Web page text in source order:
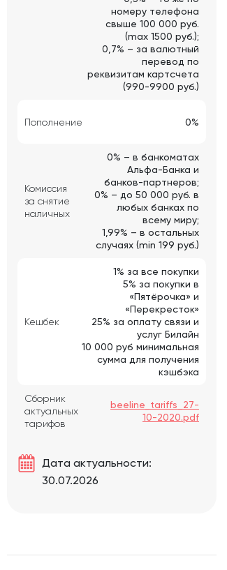
номеру телефона
свыше 100 000 руб.
(max 1500 руб.);
0,7% – за валютный
перевод по
реквизитам картсчета
(990-9900 руб.)
Пополнение 0%
Комиссия
за снятие
наличных
0% – в банкоматах
Альфа-Банка и
банков-партнеров;
0% – до 50 000 руб. в
любых банках по
всему миру;
1,99% – в остальных
случаях (min 199 руб.)
Кешбек
1% за все покупки
5% за покупки в
«Пятёрочка» и
«Перекресток»
25% за оплату связи и
услуг Билайн
10 000 руб минимальная
сумма для получения
кэшбэка
Сборник
актуальных
тарифов
beeline_tariffs_27-
10-2020.pdf
Дата актуальности:
30.07.2026